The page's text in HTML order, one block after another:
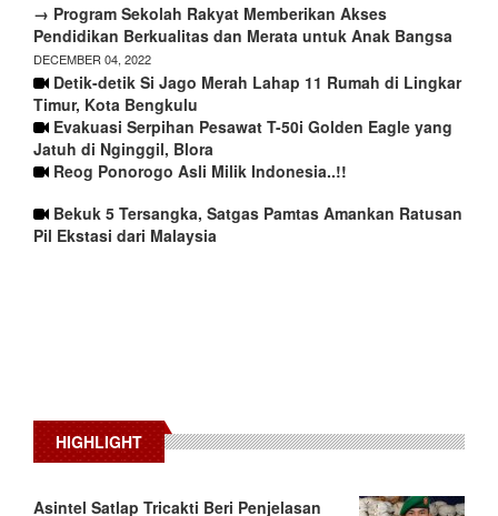
→ Program Sekolah Rakyat Memberikan Akses
Pendidikan Berkualitas dan Merata untuk Anak Bangsa
DECEMBER 04, 2022
Detik-detik Si Jago Merah Lahap 11 Rumah di Lingkar
Timur, Kota Bengkulu
Evakuasi Serpihan Pesawat T-50i Golden Eagle yang
Jatuh di Nginggil, Blora
Reog Ponorogo Asli Milik Indonesia..!!
Bekuk 5 Tersangka, Satgas Pamtas Amankan Ratusan
Pil Ekstasi dari Malaysia
HIGHLIGHT
Asintel Satlap Tricakti Beri Penjelasan